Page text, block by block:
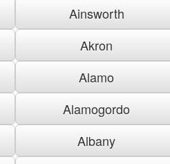
Ainsworth
Akron
Alamo
Alamogordo
Albany